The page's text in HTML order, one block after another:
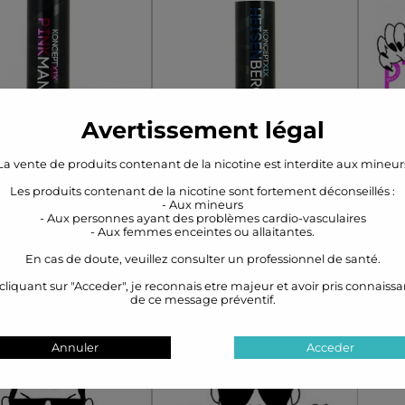
Avertissement légal
vente de produits contenant de la nicotine est interdite aux
Les produits contenant de la nicotine sont fortement déconseillés :
- Aux mineurs
- Aux personnes ayant des problèmes cardio-vasculaires
- Aux femmes enceintes ou allaitantes.
En cas de doute, veuillez consulter un professionnel de santé.
sur "Acceder", je reconnais etre majeur et avoir pris
de ce message préventif.
Annuler Acceder
Dosage
!
Dosage
un régal baigné de soleil,
idéal pour se prélasser
dans des ambiances
vibrantes et chaudes.
qui
Flacon
- 60ml -
boosté
EN STOCK
19.90€
saveur fortement
basée sur un
pour les amateurs
de fruits !
Flacon
Heisenberg - 60ml
EN STOCK
19.90€
Une recette secrète qui
ne peut être décrite que
les all day. Une nuance
fruitée et fraiche comme
un gout de :